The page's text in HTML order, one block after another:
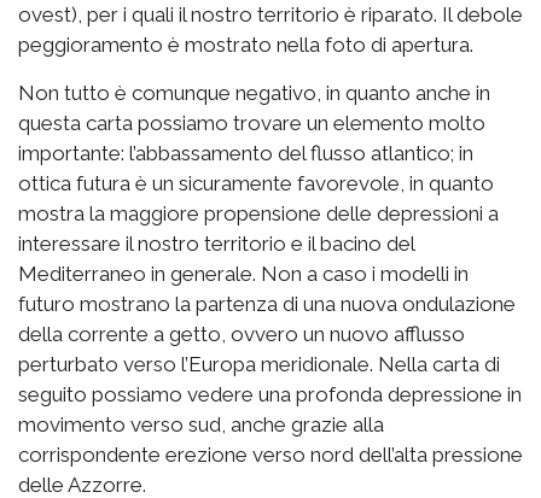
ovest), per i quali il nostro territorio è riparato. Il debole
peggioramento è mostrato nella foto di apertura.
Non tutto è comunque negativo, in quanto anche in
questa carta possiamo trovare un elemento molto
importante: l’abbassamento del flusso atlantico; in
ottica futura è un sicuramente favorevole, in quanto
mostra la maggiore propensione delle depressioni a
interessare il nostro territorio e il bacino del
Mediterraneo in generale. Non a caso i modelli in
futuro mostrano la partenza di una nuova ondulazione
della corrente a getto, ovvero un nuovo afflusso
perturbato verso l’Europa meridionale. Nella carta di
seguito possiamo vedere una profonda depressione in
movimento verso sud, anche grazie alla
corrispondente erezione verso nord dell’alta pressione
delle Azzorre.